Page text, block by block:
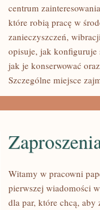
centrum
które robią pracę w
zanieczyszczeń,
opisuje, jak konfiguruje
jak je konserwować
Szczególne miejsce
Witamy w pracowni
pierwszej wiadomości
dla par, które chcą, aby